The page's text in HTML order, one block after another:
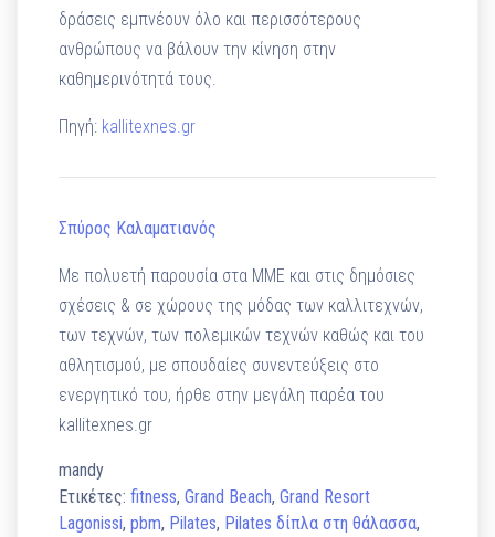
δράσεις εμπνέουν όλο και περισσότερους
ανθρώπους να βάλουν την κίνηση στην
καθημερινότητά τους.
Πηγή: kallitexnes.gr
Σπύρος Καλαματιανός
Με πολυετή παρουσία στα ΜΜΕ και στις δημόσιες
σχέσεις & σε χώρους της μόδας των καλλιτεχνών,
των τεχνών, των πολεμικών τεχνών καθώς και του
αθλητισμού, με σπουδαίες συνεντεύξεις στο
ενεργητικό του, ήρθε στην μεγάλη παρέα του
kallitexnes.gr
mandy
Ετικέτες:fitness,Grand Beach,Grand Resort
Lagonissi,pbm, Pilates, Pilates δίπλα στη θάλασσα,